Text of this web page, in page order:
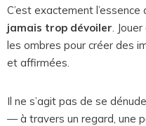
C’est exactement l’essence
jamais trop dévoiler.
les ombres pour créer des
et affirmées.
Il ne s’agit pas de se
— à travers un regard, une